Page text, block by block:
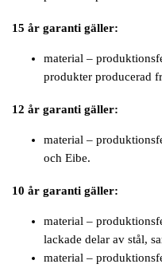
15 år garanti gäller:
material –
produkter producerad
12 år garanti gäller:
material –
och Eibe.
10 år garanti gäller:
material –
lackade delar av stål,
material –